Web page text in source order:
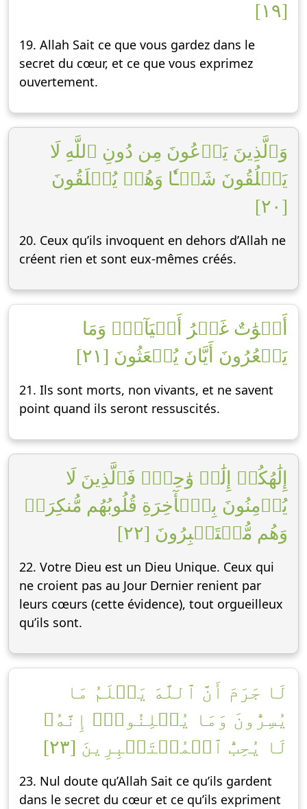
[١٩]
19. Allah Sait ce que vous gardez dans le
secret du cœur, et ce que vous exprimez
ouvertement.
وَٱلَّذِينَ يَدۡعُونَ مِن دُونِ ٱللَّهِ لَا
يَخۡلُقُونَ شَيۡـٔٗا وَهُمۡ يُخۡلَقُونَ
[٢٠]
20. Ceux qu’ils invoquent en dehors d’Allah ne
créent rien et sont eux-mêmes créés.
أَمۡوَٰتٌ غَيۡرُ أَحۡيَآءٖۖ وَمَا
يَشۡعُرُونَ أَيَّانَ يُبۡعَثُونَ [٢١]
21. Ils sont morts, non vivants, et ne savent
point quand ils seront ressuscités.
إِلَٰهُكُمۡ إِلَٰهٞ وَٰحِدٞۚ فَٱلَّذِينَ لَا
يُؤۡمِنُونَ بِٱلۡأٓخِرَةِ قُلُوبُهُم مُّنكِرَةٞ
وَهُم مُّسۡتَكۡبِرُونَ [٢٢]
22. Votre Dieu est un Dieu Unique. Ceux qui
ne croient pas au Jour Dernier renient par
leurs cœurs (cette évidence), tout orgueilleux
qu’ils sont.
لَا جَرَمَ أَنَّ ٱللَّهَ يَعۡلَمُ مَا
يُسِرُّونَ وَمَا يُعۡلِنُونَۚ إِنَّهُۥ
لَا يُحِبُّ ٱلۡمُسۡتَكۡبِرِينَ [٢٣]
23. Nul doute qu’Allah Sait ce qu’ils gardent
dans le secret du cœur et ce qu’ils expriment